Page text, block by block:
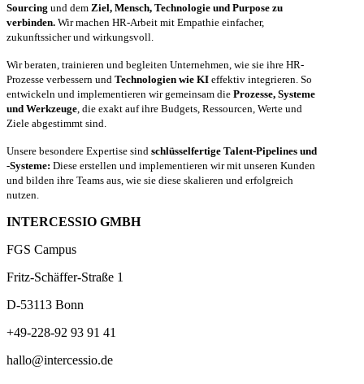
Sourcing und dem Ziel, Mensch, Technologie und Purpose zu
verbinden. Wir machen HR-Arbeit mit Empathie einfacher,
zukunftssicher und wirkungsvoll.
Wir beraten, trainieren und begleiten Unternehmen, wie sie ihre HR-
Prozesse verbessern und Technologien wie KI effektiv integrieren. So
entwickeln und implementieren wir gemeinsam die Prozesse, Systeme
und Werkzeuge , die exakt auf ihre Budgets, Ressourcen, Werte und
Ziele abgestimmt sind.
Unsere besondere Expertise sind schlüsselfertige Talent-Pipelines und
-Systeme: Diese erstellen und implementieren wir mit unseren Kunden
und bilden ihre Teams aus, wie sie diese skalieren und erfolgreich
nutzen.
INTERCESSIO GMBH
FGS Campus
Fritz-Schäffer-Straße 1
D-53113 Bonn
+49-228-92 93 91 41
hallo@intercessio.de